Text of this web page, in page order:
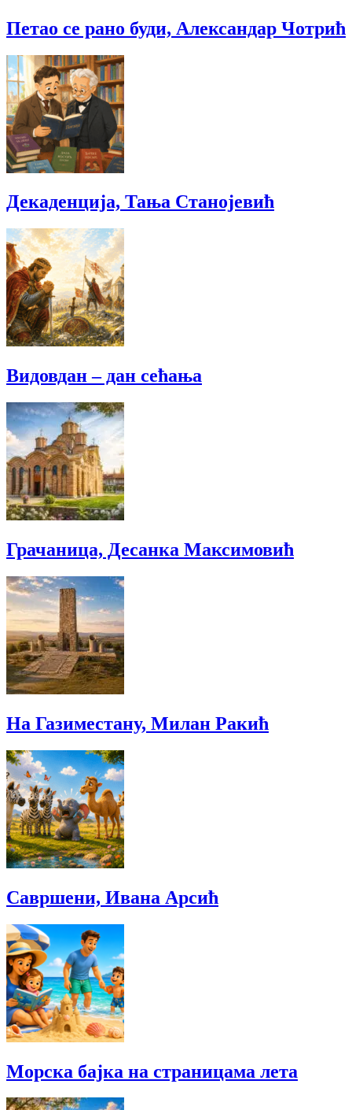
Петао се рано буди, Александар Чотрић
Декаденција, Тања Станојевић
Видовдан – дан сећања
Грачаница, Десанка Максимовић
На Газиместану, Милан Ракић
Савршени, Ивана Арсић
Морска бајка на страницама лета